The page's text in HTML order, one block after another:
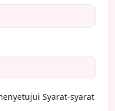
Syarat-syarat